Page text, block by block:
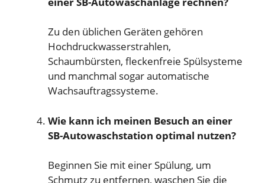
Zu den üblichen Geräten gehören
Hochdruckwasserstrahlen,
Schaumbürsten, fleckenfreie Spülsysteme
und manchmal sogar automatische
Wachsauftragssysteme.
Wie kann ich meinen Besuch an einer
SB-Autowaschstation optimal nutzen?
Beginnen Sie mit einer Spülung, um
Schmutz zu entfernen, waschen Sie die